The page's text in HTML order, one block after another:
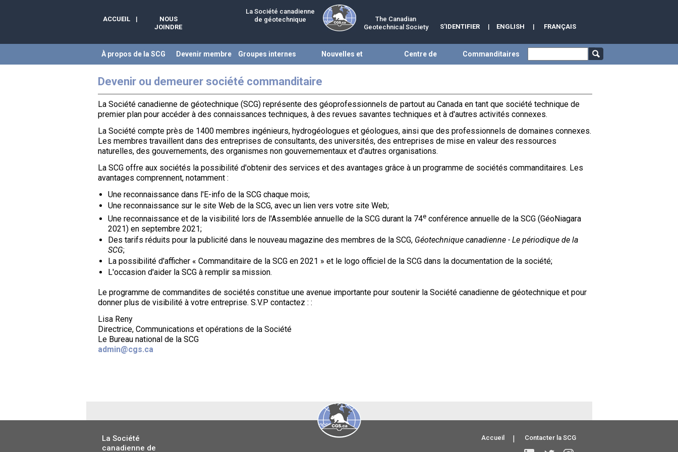
ACCUEIL |
NOUS
JOINDRE
La Société canadienne
de géotechnique
The Canadian
Geotechnical Society
FRANÇAIS
|
ENGLISH
|
S'IDENTIFIER
À propos de la SCG Devenir membre Groupes internes Nouvelles et Centre de Commanditaires
Devenir ou demeurer société commanditaire
La Société canadienne de géotechnique (SCG) représente des géoprofessionnels de partout au Canada en tant que société technique de
premier plan pour accéder à des connaissances techniques, à des revues savantes techniques et à d'autres activités connexes.
La Société compte près de 1400 membres ingénieurs, hydrogéologues et géologues, ainsi que des professionnels de domaines connexes.
Les membres travaillent dans des entreprises de consultants, des universités, des entreprises de mise en valeur des ressources
naturelles, des gouvernements, des organismes non gouvernementaux et d'autres organisations.
La SCG offre aux sociétés la possibilité d'obtenir des services et des avantages grâce à un programme de sociétés commanditaires. Les
avantages comprennent, notamment :
Une reconnaissance dans l'E-info de la SCG chaque mois;
Une reconnaissance sur le site Web de la SCG, avec un lien vers votre site Web;
Une reconnaissance et de la visibilité lors de l'Assemblée annuelle de la SCG durant la 74econférence annuelle de la SCG (GéoNiagara
2021) en septembre 2021;
Des tarifs réduits pour la publicité dans le nouveau magazine des membres de la SCG, Géotechnique canadienne - Le périodique de la
SCG;
La possibilité d'afficher « Commanditaire de la SCG en 2021 » et le logo officiel de la SCG dans la documentation de la société;
L'occasion d'aider la SCG à remplir sa mission.
Le programme de commandites de sociétés constitue une avenue importante pour soutenir la Société canadienne de géotechnique et pour
donner plus de visibilité à votre entreprise. S.V.P contactez : :
Lisa Reny
Directrice, Communications et opérations de la Société
Le Bureau national de la SCG
admin@cgs.ca
La Société
canadienne de
Contacter la SCG
Accueil